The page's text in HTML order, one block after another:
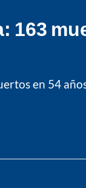
163
en 54